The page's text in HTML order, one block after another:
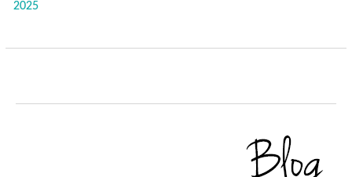
2025